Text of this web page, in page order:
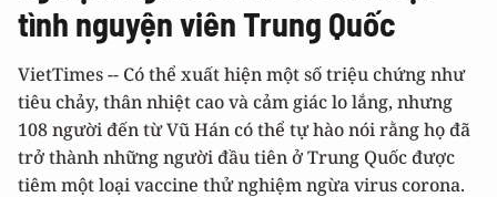
tình nguyện viên Trung Quốc
VietTimes -- Có thể xuất hiện một số triệu chứng như
tiêu chảy, thân nhiệt cao và cảm giác lo lắng, nhưng
108 người đến từ Vũ Hán có thể tự hào nói rằng họ đã
trở thành những người đầu tiên ở Trung Quốc được
tiêm một loại vaccine thử nghiệm ngừa virus corona.